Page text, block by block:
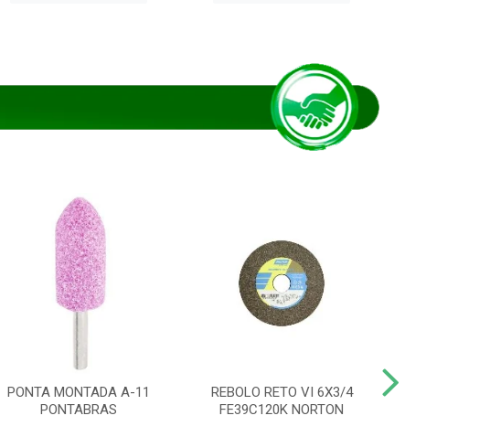
PONTA MONTADA A-11
PONTABRAS
REBOLO RETO VI 6X3/4
FE39C120K NORTON